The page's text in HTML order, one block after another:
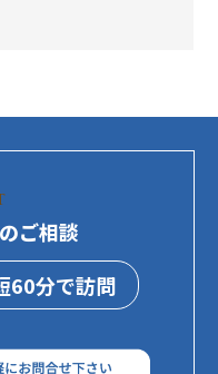
ご相談
60分で訪問